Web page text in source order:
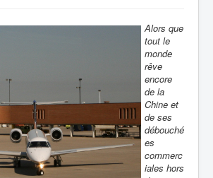
Alors que
tout le
monde
rêve
encore
de la
Chine et
de ses
débouché
es
commerc
iales hors